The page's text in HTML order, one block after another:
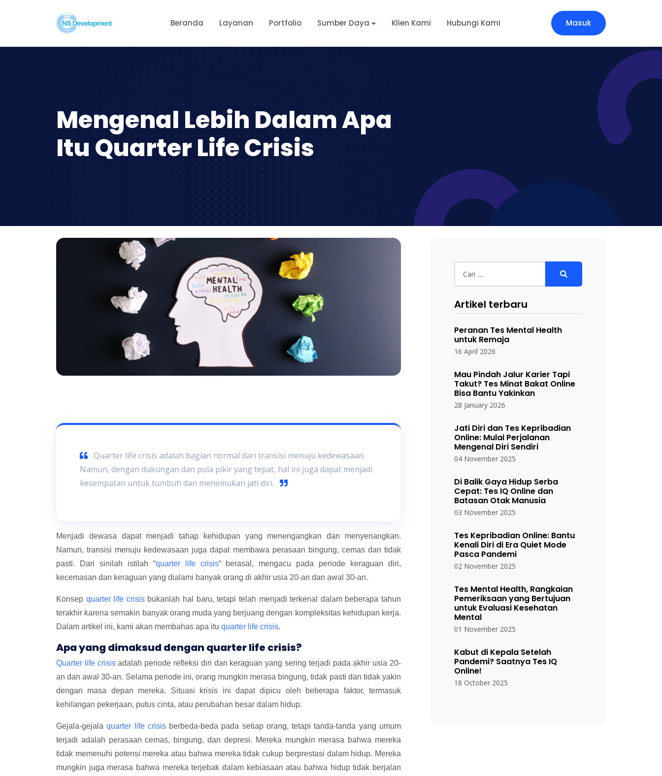
Beranda Layanan Portfolio Sumber Daya Klien Kami Hubungi Kami Masuk
Mengenal Lebih Dalam Apa
Itu Quarter Life Crisis
Quarter life crisis adalah bagian normal dari transisi menuju kedewasaan.
Namun, dengan dukungan dan pola pikir yang tepat, hal ini juga dapat menjadi
kesempatan untuk tumbuh dan menemukan jati diri.
Menjadi dewasa dapat menjadi tahap kehidupan yang menengangkan dan menyenangkan.
Namun, transisi menuju kedewasaan juga dapat membawa perasaan bingung, cemas dan tidak
pasti. Dari sinilah istilah “quarter life crisis“ berasal, mengacu pada periode keraguan diri,
kecemasan dan keraguan yang dialami banyak orang di akhir usia 20-an dan awal 30-an.
Konsep quarter life crisisbukanlah hal baru, tetapi telah menjadi terkenal dalam beberapa tahun
terakhir karena semakin banyak orang muda yang berjuang dengan kompleksitas kehidupan kerja.
Dalam artikel ini, kami akan membahas apa itu quarter life crisis.
Apa yang dimaksud dengan quarter life crisis?
Quarter life crisisadalah periode refleksi diri dan keraguan yang sering terjadi pada akhir usia 20-
an dan awal 30-an. Selama periode ini, orang mungkin merasa bingung, tidak pasti dan tidak yakin
dengan masa depan mereka. Situasi krisis ini dapat dipicu oleh beberapa faktor, termasuk
kehilangan pekerjaan, putus cinta, atau perubahan besar dalam hidup.
Gejala-gejalaquarter life crisisberbeda-beda pada setiap orang, tetapi tanda-tanda yang umum
terjadi adalah perasaan cemas, bingung, dan depresi. Mereka mungkin merasa bahwa mereka
tidak memenuhi potensi mereka atau bahwa mereka tidak cukup berprestasi dalam hidup. Mereka
mungkin juga merasa bahwa mereka terjebak dalam kebiasaan atau bahwa hidup tidak berjalan
Artikel terbaru
Peranan Tes Mental Health
untuk Remaja
16 April 2026
Mau Pindah Jalur Karier Tapi
Takut? Tes Minat Bakat Online
Bisa Bantu Yakinkan
28 January 2026
Jati Diri dan Tes Kepribadian
Online: Mulai Perjalanan
Mengenal Diri Sendiri
04 November 2025
Di Balik Gaya Hidup Serba
Cepat: Tes IQ Online dan
Batasan Otak Manusia
03 November 2025
Tes Kepribadian Online: Bantu
Kenali Diri di Era Quiet Mode
Pasca Pandemi
02 November 2025
Tes Mental Health, Rangkaian
Pemeriksaan yang Bertujuan
untuk Evaluasi Kesehatan
Mental
01 November 2025
Kabut di Kepala Setelah
Pandemi? Saatnya Tes IQ
Online!
18 October 2025